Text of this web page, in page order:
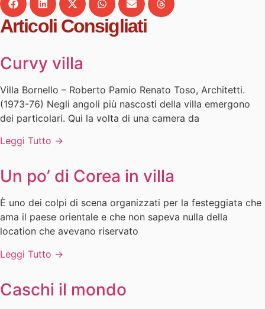
Articoli Consigliati
Curvy villa
Villa Bornello – Roberto Pamio Renato Toso, Architetti.
(1973-76) Negli angoli più nascosti della villa emergono
dei particolari. Qui la volta di una camera da
Leggi Tutto →
Un po’ di Corea in villa
È uno dei colpi di scena organizzati per la festeggiata che
ama il paese orientale e che non sapeva nulla della
location che avevano riservato
Leggi Tutto →
Caschi il mondo